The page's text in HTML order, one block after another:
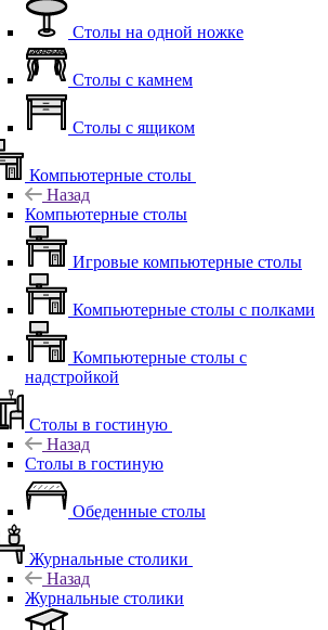
Столы на одной ножке
Столы с камнем
Столы с ящиком
Компьютерные столы
Назад
Компьютерные столы
Игровые компьютерные столы
Компьютерные столы с полками
Компьютерные столы с
надстройкой
Столы в гостиную
Назад
Столы в гостиную
Обеденные столы
Журнальные столики
Назад
Журнальные столики